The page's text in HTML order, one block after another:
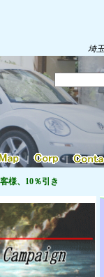
埼
｜ ｜
様、10％引き